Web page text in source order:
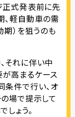
正式発表前に先
軽自動車の需
）を狙うのも
それに伴い中
高まるケース
条件で行い、オ
場で提示して
しょう。